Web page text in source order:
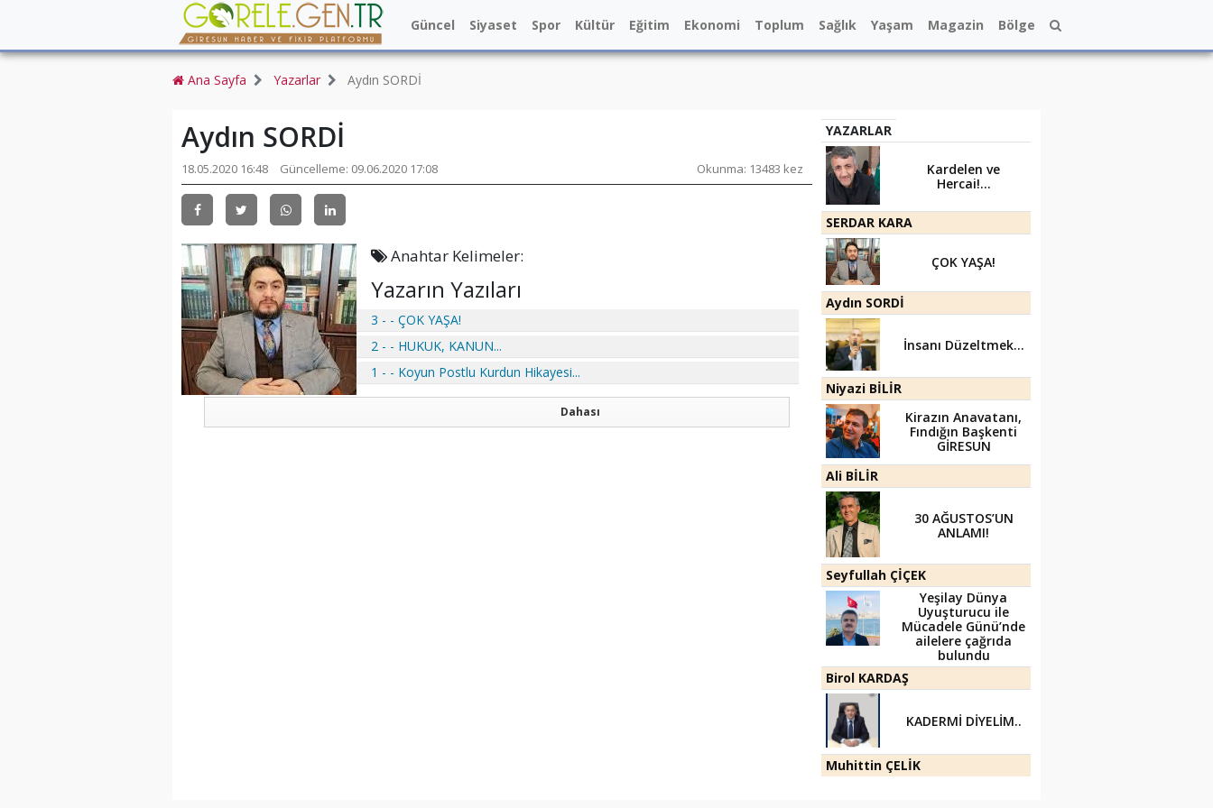
Güncel Siyaset Spor Kültür Eğitim Ekonomi Toplum Sağlık Yaşam Magazin Bölge
Ana Sayfa Yazarlar Aydın SORDİ
Aydın SORDİ
18.05.2020 16:48 Güncelleme: 09.06.2020 17:08 Okunma: 13483 kez
Anahtar Kelimeler:
Yazarın Yazıları
3 - - ÇOK YAŞA!
2 - - HUKUK, KANUN...
1 - - Koyun Postlu Kurdun Hikayesi...
Dahası
YAZARLAR
Kardelen ve
Hercai!...
SERDAR KARA
ÇOK YAŞA!
Aydın SORDİ
İnsanı Düzeltmek...
Niyazi BİLİR
Kirazın Anavatanı,
Fındığın Başkenti
GİRESUN
Ali BİLİR
30 AĞUSTOS’UN
ANLAMI!
Seyfullah ÇİÇEK
Yeşilay Dünya
Uyuşturucu ile
Mücadele Günü’nde
ailelere çağrıda
bulundu
Birol KARDAŞ
KADERMİ DİYELİM..
Muhittin ÇELİK